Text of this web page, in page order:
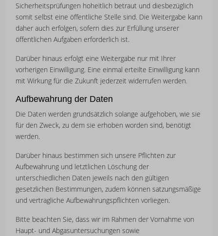
Sicherheitsprüfungen hoheitlich betraut und diesbezüglich
somit selbst eine öffentliche Stelle sind. Die Weitergabe kann
daher auch erfolgen, sofern dies zur Erfüllung unserer
öffentlichen Aufgaben erforderlich ist.
Darüber hinaus erfolgt eine Weitergabe nur mit Ihrer
vorherigen Einwilligung. Eine einmal erteilte Einwilligung kann
mit Wirkung für die Zukunft jederzeit widerrufen werden.
Aufbewahrung der Daten
Die Daten werden grundsätzlich solange aufgehoben, wie sie
für den Zweck, zu dem sie erhoben worden sind, benötigt
werden.
Darüber hinaus bestimmen sich unsere Pflichten zur
Aufbewahrung und letztlichen Löschung der
unterschiedlichen Daten jeweils nach den gültigen
gesetzlichen Bestimmungen, zudem können satzungsmäßige
und vertragliche Aufbewahrungspflichten vorliegen.
Bitte beachten Sie, dass wir im Rahmen der Vornahme von
Haupt- und Abgasuntersuchungen sowie